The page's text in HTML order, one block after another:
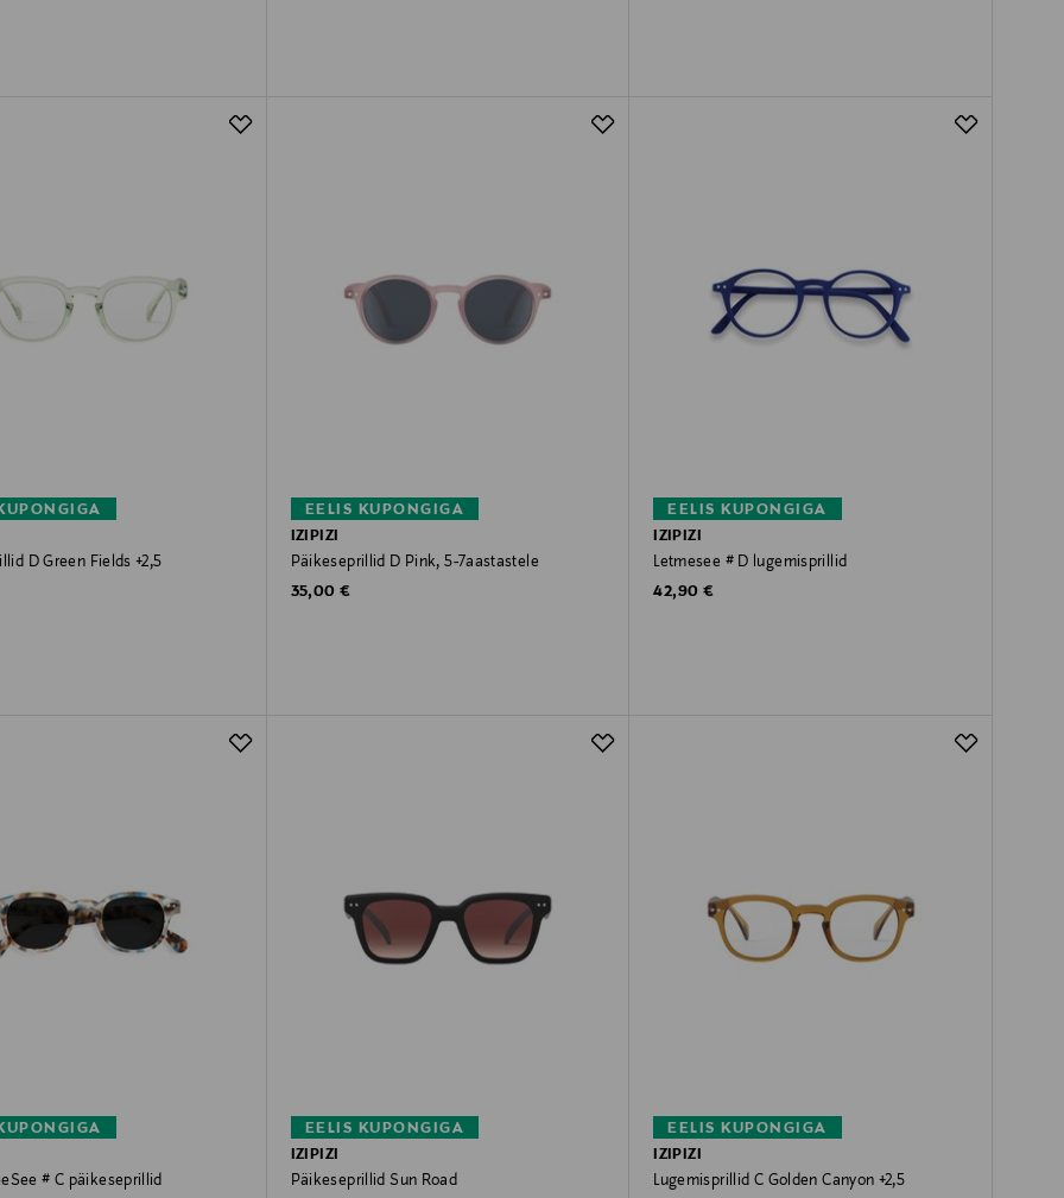
D Green Fields +2,5
EELIS KUPONGIGA
IZIPIZI
Päikeseprillid D Pink, 5-7aastastele
Original Price
35,00 €
EELIS KUPONGIGA
IZIPIZI
Letmesee # D lugemisprillid
Original Price
42,90 €
# C päikeseprillid
EELIS KUPONGIGA
IZIPIZI
Päikeseprillid Sun Road
EELIS KUPONGIGA
IZIPIZI
Lugemisprillid C Golden Canyon +2,5